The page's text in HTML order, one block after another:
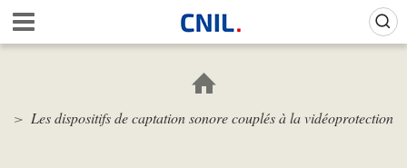
Aller
au
contenu
c
i
Les dispositifs de captation sonore couplés à la vidéoprotection
Gestion de vos préférences sur les cookies (témoins de connexion)